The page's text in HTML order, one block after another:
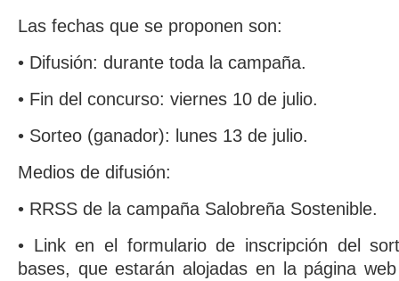
Las fechas que se proponen son:
• Difusión: durante toda la campaña.
• Fin del concurso: viernes 10 de julio.
• Sorteo (ganador): lunes 13 de julio.
Medios de difusión:
• RRSS de la campaña Salobreña Sostenible.
• Link en el formulario de inscripción del
bases, que estarán alojadas en la página